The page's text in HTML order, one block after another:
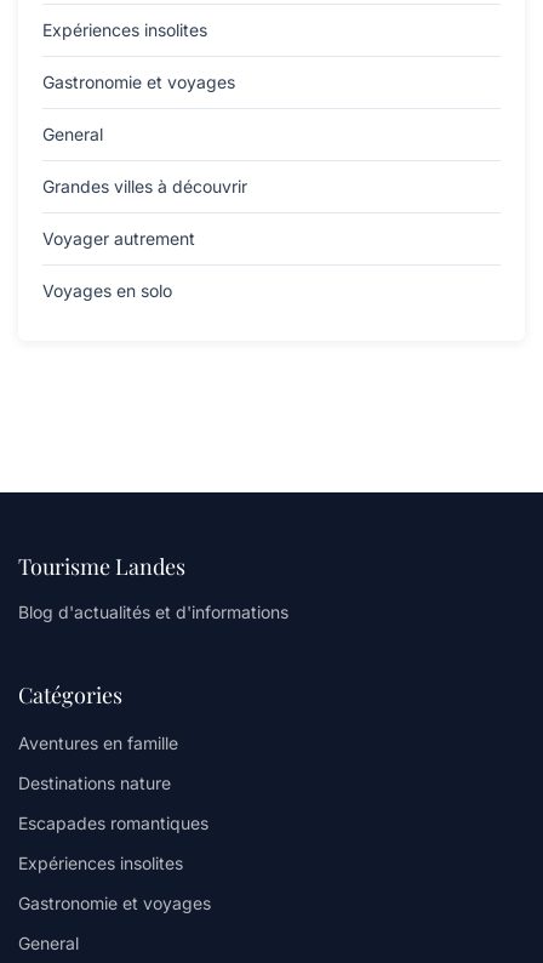
Expériences insolites
Gastronomie et voyages
General
Grandes villes à découvrir
Voyager autrement
Voyages en solo
Tourisme Landes
Blog d'actualités et d'informations
Catégories
Aventures en famille
Destinations nature
Escapades romantiques
Expériences insolites
Gastronomie et voyages
General